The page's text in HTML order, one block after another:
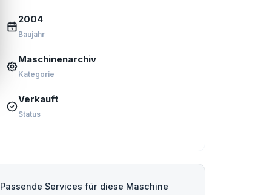
2004
Baujahr
Maschinenarchiv
Kategorie
Verkauft
Status
Passende Services für diese Maschine